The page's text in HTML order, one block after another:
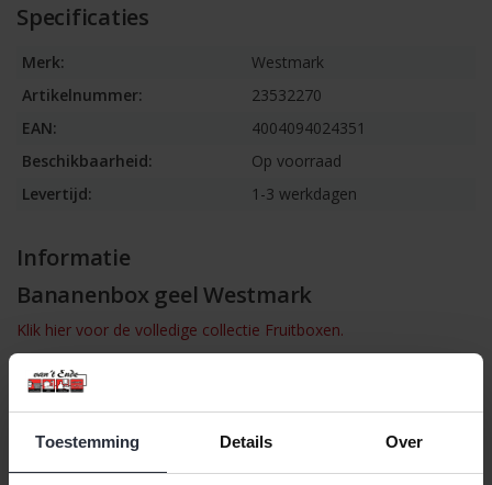
Toestemming Details Over
Specificaties
Merk:
Westmark
Artikelnummer:
23532270
EAN:
4004094024351
Beschikbaarheid:
Op voorraad
Levertijd:
1-3 werkdagen
Informatie
Bananenbox geel Westmark
Klik hier voor de volledige collectie Fruitboxen.
Deze bananendoos van Westmark is een handige manier om
een banaan veilig mee te nemen. De stevige doos beschermt de
banaan tegen pletten, waardoor hij ideaal is voor onderweg,
naar werk, school of tijdens een reis.
De box heeft een eenvoudige kliksluiting en is dankzij de